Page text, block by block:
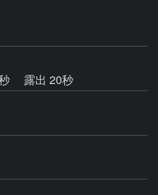
露出 20秒